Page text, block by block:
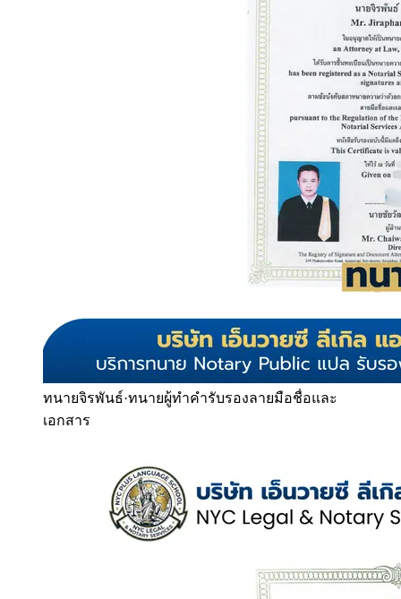
ทนายจิรพันธ์·ทนายผู้ทำคำรับรองลายมือชื่อและ
เอกสาร